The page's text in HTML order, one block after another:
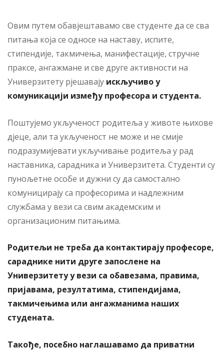
Овим путем обавјештавамо све студенте да се сва
питања која се односе на наставу, испите,
стипендије, такмичења, манифестације, стручне
праксе, ангажмане и све друге активности на
Универзитету рјешавају искључиво у
комуникацији између професора и студента.
Поштујемо укљученост родитеља у животе њихове
дјеце, али та укљученост не може и не смије
подразумијевати укључивање родитеља у рад
наставника, сарадника и Универзитета. Студенти су
пунољетне особе и дужни су да самостално
комуницирају са професорима и надлежним
службама у вези са свим академским и
организационим питањима.
Родитељи не треба да контактирају професоре,
сараднике нити друге запослене на
Универзитету у вези са обавезама, правима,
пријавама, резултатима, стипендијама,
такмичењима или ангажманима наших
студената.
Такође, посебно наглашавамо да приватни